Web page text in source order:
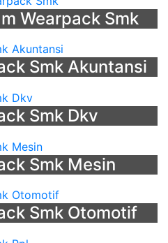
Wearpack Smk
Smk Akuntansi
Smk Dkv
Smk Mesin
Smk Otomotif